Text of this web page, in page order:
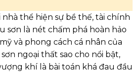
thể hiện sự bề thế, tài chính
sơn là nét chấm phá hoàn hảo
và phong cách cá nhân của
ngoại thất sao cho nổi bật,
khí là bài toán khá đau đầu